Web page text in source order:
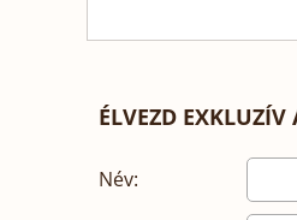
ÉLVEZD
Név: